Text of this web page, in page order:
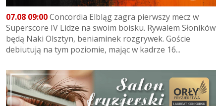
07.08 09:00Concordia Elbląg zagra pierwszy mecz w
Superscore IV Lidze na swoim boisku. Rywalem Słoników
będą Naki Olsztyn, beniaminek rozgrywek. Goście
debiutują na tym poziomie, mając w kadrze 16...